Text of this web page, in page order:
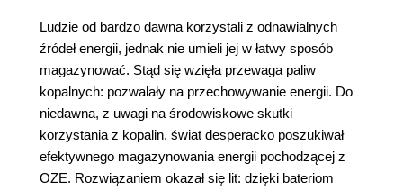
Ludzie od bardzo dawna korzystali z odnawialnych
źródeł energii, jednak nie umieli jej w łatwy sposób
magazynować. Stąd się wzięła przewaga paliw
kopalnych: pozwalały na przechowywanie energii. Do
niedawna, z uwagi na środowiskowe skutki
korzystania z kopalin, świat desperacko poszukiwał
efektywnego magazynowania energii pochodzącej z
OZE. Rozwiązaniem okazał się lit: dzięki bateriom